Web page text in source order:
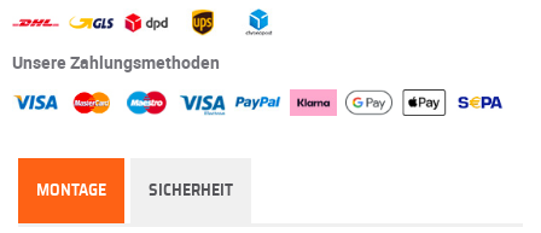
Unsere Zahlungsmethoden
MONTAGE SICHERHEIT